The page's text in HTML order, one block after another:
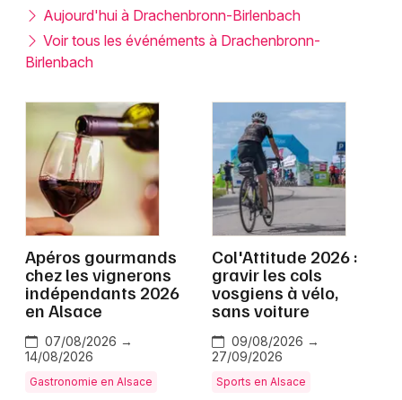
Concerts
Sports
Soirées
Sorties famille
Expos
Sorties & loisirs
Alsace
Grand Est
Nice
Paris
Toulouse
Toutes les villes
Aujourd'hui à Drachenbronn-Birlenbach
Voir tous les événéments à Drachenbronn-
Birlenbach
Apéros gourmands
chez les vignerons
indépendants 2026
en Alsace
07/08/2026 →
14/08/2026
Gastronomie en Alsace
Col'Attitude 2026 :
gravir les cols
vosgiens à vélo,
sans voiture
09/08/2026 →
27/09/2026
Sports en Alsace